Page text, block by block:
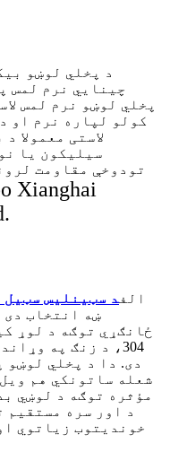
د پخلي لوښو
چینایي نرم لمس
پخلي لوښو نرم لمس
کولو لپاره نرم او
لاستی معمولا
سیلیکون یا
تودوخې مقاومت
Xianghai
الفد سټینلیس سټیل
ښه انتخاب دی
304، د زنګ په
دی. دا د پخلي لوښو
شعله ساتونکي هم
مؤثره توګه د لوښي
د اور سره مستقیم
خوندیتوب زیاتوي